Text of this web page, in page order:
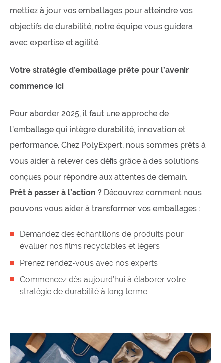
mettiez à jour vos emballages pour atteindre vos
objectifs de durabilité, notre équipe vous guidera
avec expertise et agilité.
Votre stratégie d’emballage prête pour l’avenir
commence ici
Pour aborder 2025, il faut une approche de
l’emballage qui intègre durabilité, innovation et
performance. Chez PolyExpert, nous sommes prêts à
vous aider à relever ces défis grâce à des solutions
conçues pour répondre aux attentes de demain.
Prêt à passer à l’action ? Découvrez comment nous
pouvons vous aider à transformer vos emballages :
Demandez des échantillons de produits pour
évaluer nos films recyclables et légers
Prenez rendez-vous avec nos experts
Commencez dès aujourd’hui à élaborer votre
stratégie de durabilité à long terme